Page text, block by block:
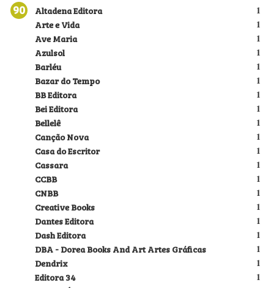
90 1
Altadena Editora
1
Arte e Vida
1
Ave Maria
1
Azulsol
1
Barléu
1
Bazar do Tempo
1
BB Editora
1
Bei Editora
1
Bellelê
1
Canção Nova
1
Casa do Escritor
1
Cassara
1
CCBB
1
CNBB
1
Creative Books
1
Dantes Editora
1
Dash Editora
1
DBA - Dorea Books And Art Artes Gráficas
1
Dendrix
1
Editora 34